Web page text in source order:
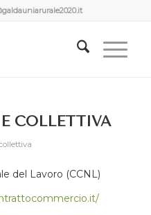
COLLETTIVA
del Lavoro (CCNL)